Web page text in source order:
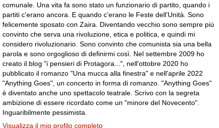
comunale. Una vita fa sono stato un funzionario di partito, quando i
partiti c'erano ancora. E quando c'erano le Feste dell'Unità. Sono
felicemente sposato con Zaira. Diventando vecchio sono sempre più
convinto che serva una rivoluzione, etica e politica, e quindi mi
considero rivoluzionario. Sono convinto che comunista sia una bella
parola e sono orgoglioso di definirmi così. Nel settembre 2009 ho
creato il blog "i pensieri di Protagora...", nell'ottobre 2020 ho
pubblicato il romanzo "Una mucca alla finestra" e nell'aprile 2022
"Anything Goes", un concerto in forma di romanzo. "Anything Goes"
è diventato anche uno spettacolo teatrale. Scrivo con la segreta
ambizione di essere ricordato come un "minore del Novecento".
Inguaribilmente pessimista.
Visualizza il mio profilo completo